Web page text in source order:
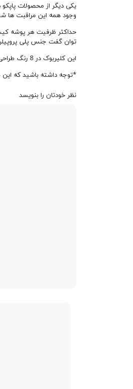
یکی دیگر از محصولات پاپکو در دسته بندی لوازم
وجود همه این مراقبت ها
توان گفت جنس پلی
این کلیربوک در 8 رنگ طراحی و از پلاستیک مات برای دیده نشدن مدارک و محتویات داخل آن ساخته شده است.
*توجه داشته باشید که این
نظر خودتان را بنویسد